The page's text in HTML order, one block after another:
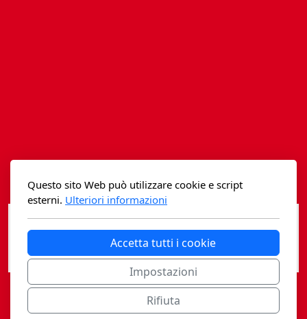
Questo sito Web può utilizzare cookie e script
esterni. Ulteriori informazioni
Accetta tutti i cookie
Impostazioni
Rifiuta
Spyra
Testi scolastici
Varia